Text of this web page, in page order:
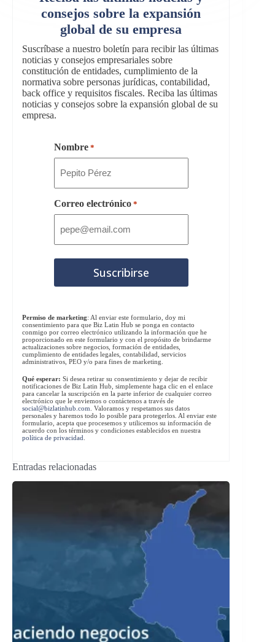
consejos sobre la expansión
global de su empresa
Suscríbase a nuestro boletín para recibir las últimas
noticias y consejos empresariales sobre
constitución de entidades, cumplimiento de la
normativa sobre personas jurídicas, contabilidad,
back office y requisitos fiscales. Reciba las últimas
noticias y consejos sobre la expansión global de su
empresa.
Nombre *
Correo electrónico *
Permiso de marketing: Al enviar este formulario, doy mi
consentimiento para que Biz Latin Hub se ponga en contacto
conmigo por correo electrónico utilizando la información que he
proporcionado en este formulario y con el propósito de brindarme
actualizaciones sobre negocios, formación de entidades,
cumplimiento de entidades legales, contabilidad, servicios
administrativos, PEO y/o para fines de marketing.
Qué esperar: Si desea retirar su consentimiento y dejar de recibir
notificaciones de Biz Latin Hub, simplemente haga clic en el enlace
para cancelar la suscripción en la parte inferior de cualquier correo
electrónico que le enviemos o contáctenos a través de
social@bizlatinhub.com . Valoramos y respetamos sus datos
personales y haremos todo lo posible para protegerlos. Al enviar este
formulario, acepta que procesemos y utilicemos su información de
acuerdo con los términos y condiciones establecidos en nuestra
política de privacidad
Entradas relacionadas